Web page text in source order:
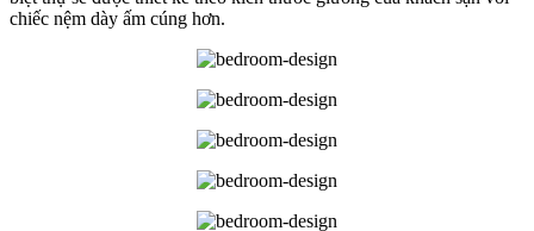
chiếc nệm dày ấm cúng hơn.